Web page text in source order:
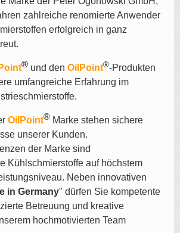
zahlreiche renomierte Anwender
erfolgreich in ganz
® und den OilPoint®-Produkten
umfangreiche Erfahrung im
OilPoint® Marke stehen sichere
unserer Kunden.
der Marke sind
Kühlschmierstoffe auf höchstem
Neben innovativen
in Germany" dürfen Sie kompetente
Betreuung und kreative
hochmotivierten Team